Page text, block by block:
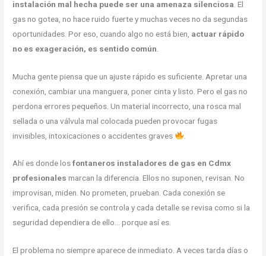
instalación mal hecha puede ser una amenaza silenciosa . El
gas no gotea, no hace ruido fuerte y muchas veces no da segundas
oportunidades. Por eso, cuando algo no está bien, actuar rápido
no es exageración, es sentido común
Mucha gente piensa que un ajuste rápido es suficiente. Apretar una
conexión, cambiar una manguera, poner cinta y listo. Pero el gas no
perdona errores pequeños. Un material incorrecto, una rosca mal
sellada o una válvula mal colocada pueden provocar fugas
invisibles, intoxicaciones o accidentes graves
Ahí es donde losfontaneros instaladores de gas en Cdmx
profesionales marcan la diferencia. Ellos no suponen, revisan. No
improvisan, miden. No prometen, prueban. Cada conexión se
verifica, cada presión se controla y cada detalle se revisa como si la
seguridad dependiera de ello… porque así es.
El problema no siempre aparece de inmediato. A veces tarda días o